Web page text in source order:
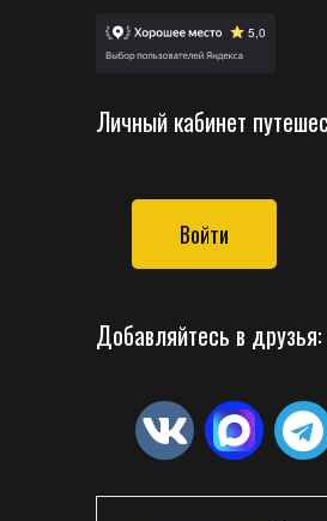
Личный кабинет
Войти
Добавляйтесь в друзья: